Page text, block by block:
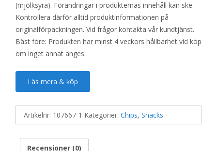
(mjölksyra). Förändringar i produkternas innehåll kan ske.
Kontrollera därför alltid produktinformationen på
originalförpackningen. Vid frågor kontakta vår kundtjänst.
Bäst före: Produkten har minst 4 veckors hållbarhet vid köp
om inget annat anges.
Läs mera & köp
Artikelnr: 107667-1 Kategorier: Chips, Snacks
Recensioner (0)